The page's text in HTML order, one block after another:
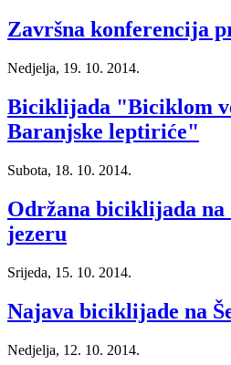
Završna konferencija
Nedjelja, 19. 10. 2014.
Biciklijada "Biciklom
Baranjske leptiriće"
Subota, 18. 10. 2014.
Održana biciklijada na
jezeru
Srijeda, 15. 10. 2014.
Najava biciklijade na
Nedjelja, 12. 10. 2014.